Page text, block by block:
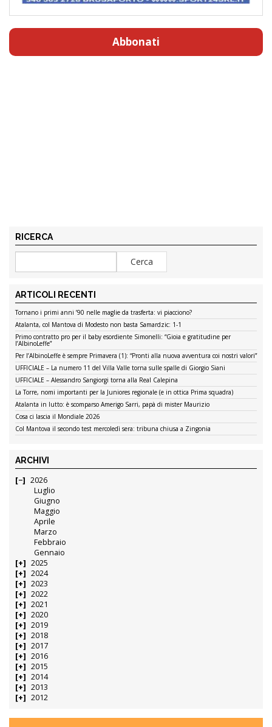
Abbonati
RICERCA
ARTICOLI RECENTI
Tornano i primi anni ’90 nelle maglie da trasferta: vi piacciono?
Atalanta, col Mantova di Modesto non basta Samardzic: 1-1
Primo contratto pro per il baby esordiente Simonelli: “Gioia e gratitudine per
l’AlbinoLeffe”
Per l’AlbinoLeffe è sempre Primavera (1): “Pronti alla nuova avventura coi nostri valori”
UFFICIALE – La numero 11 del Villa Valle torna sulle spalle di Giorgio Siani
UFFICIALE – Alessandro Sangiorgi torna alla Real Calepina
La Torre, nomi importanti per la Juniores regionale (e in ottica Prima squadra)
Atalanta in lutto: è scomparso Amerigo Sarri, papà di mister Maurizio
Cosa ci lascia il Mondiale 2026
Col Mantova il secondo test mercoledì sera: tribuna chiusa a Zingonia
ARCHIVI
2026
Luglio
Giugno
Maggio
Aprile
Marzo
Febbraio
Gennaio
2025
2024
2023
2022
2021
2020
2019
2018
2017
2016
2015
2014
2013
2012